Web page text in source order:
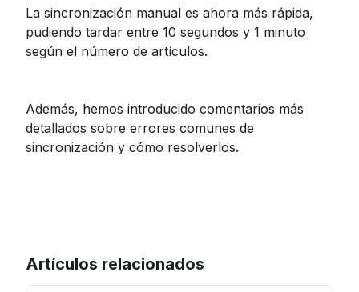
La sincronización manual es ahora más rápida,
pudiendo tardar entre 10 segundos y 1 minuto
según el número de artículos.
Además, hemos introducido comentarios más
detallados sobre errores comunes de
sincronización y cómo resolverlos.
Artículos relacionados